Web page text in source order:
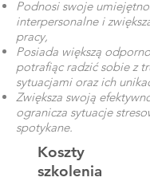
Podnosi swoje
interpersonalne i
pracy,
Posiada większą
potrafiąc radzić sobie z
sytuacjami oraz ich
Zwiększa swoją
ogranicza sytuacje
spotykane.
Koszty
szkolenia